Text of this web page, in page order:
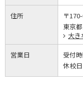
住所
〒
東京
大き
営業日 受付時
休校日